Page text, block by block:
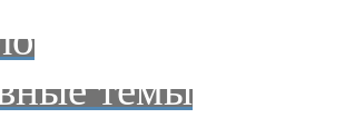
темы